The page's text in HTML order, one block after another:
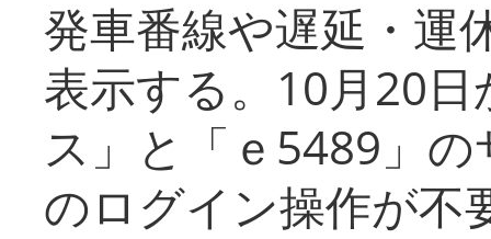
発車番線や遅延・運
表示する。10月20
ス」と「ｅ5489」
のログイン操作が不